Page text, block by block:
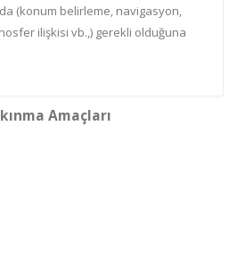
(konum belirleme, navigasyon,
ilişkisi vb.,) gerekli olduğuna
Amaçları